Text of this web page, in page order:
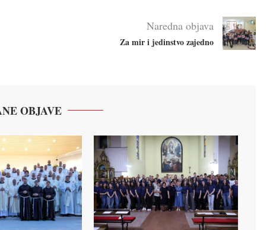
Naredna objava
Za mir i jedinstvo zajedno
OBJAVE